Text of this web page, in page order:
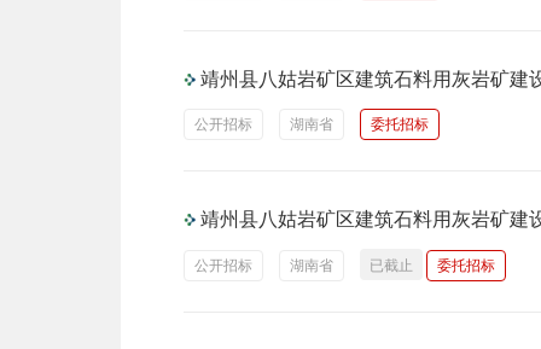
靖州县八姑岩矿区建筑石料用灰岩矿建
公开招标 湖南省 委托招标
靖州县八姑岩矿区建筑石料用灰岩矿建
公开招标 湖南省 已截止 委托招标